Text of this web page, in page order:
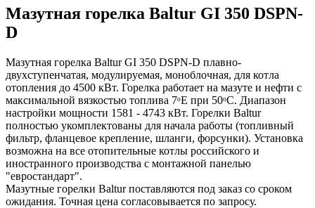
Мазутная горелка Baltur GI 350 DSPN-
D
Мазутная горелка Baltur GI 350 DSPN-D плавно-
двухступенчатая, модулируемая, моноблочная, для котла
отопления до 4500 кВт. Горелка работает на мазуте и нефти с
максимальной вязкостью топлива 7ᵒЕ при 50ᵒС. Диапазон
настройки мощности 1581 - 4743 кВт. Горелки Baltur
полностью укомплектованы для начала работы (топливный
фильтр, фланцевое крепление, шланги, форсунки). Установка
возможна на все отопительные котлы российского и
иностранного производства с монтажной панелью
"евростандарт".
Мазутные горелки Baltur поставляются под заказ со сроком
ожидания. Точная цена согласовывается по запросу.